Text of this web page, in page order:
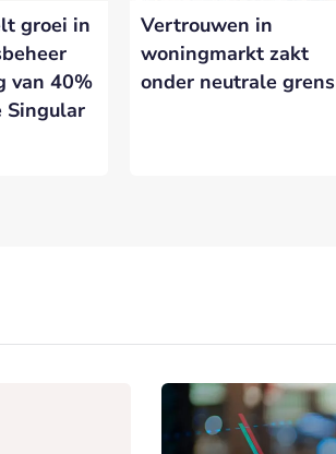
groei in
van 40%
Singular
Vertrouwen in
woningmarkt zakt
onder neutrale grens